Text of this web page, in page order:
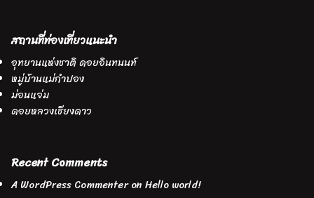
สถานที่ท่องเที่ยวแนะนำ
อุทยานแห่งชาติ ดอยอินทนนท์
หมู่บ้านแม่กำปอง
ม่อนแจ่ม
ดอยหลวงเชียงดาว
Recent Comments
A WordPress CommenteronHello world!